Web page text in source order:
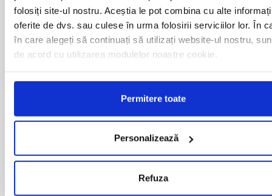
folosiți site-ul nostru. Aceștia le pot combina cu alte
oferite de dvs. sau culese în urma folosirii serviciilor lor. În
în care alegeți să continuați să utilizați website-ul nostru,
de acord cu utilizarea modulelor noastre cookie.
Permitere toate
Personalizează
Refuza
ADJUD
AIUD
ALBA IULIA
ALESD
ARAD
BAILE HERCULANE
BAILESTI
BALS-OT
BARCA
MAGLAVIT
MEDGIDIA
MEDIAS
MOTCA
OLTENITA
ONESTI
ORSOVA
PASCANI
PERICEI
PERISOR